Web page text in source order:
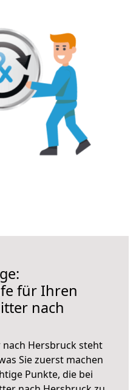
für Ihren
nach
Hersbruck steht
Sie zuerst machen
Punkte, die bei